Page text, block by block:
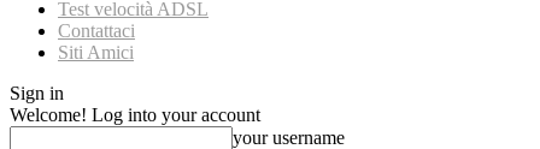
Test velocità ADSL
Contattaci
Siti Amici
Sign in
Welcome! Log into your account
your username